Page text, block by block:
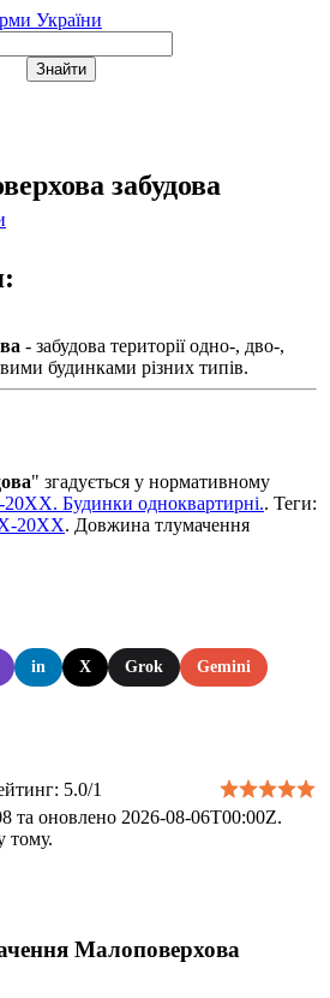
України
забудова
- забудова території одно-, дво-,
будинками різних типів.
" згадується у нормативному
Будинки одноквартирні.. Теги:
20ХХ. Довжина тлумачення
in X Grok Gemini
: 5.0/1
та оновлено 2026-08-06T00:00Z.
тому.
Малоповерхова